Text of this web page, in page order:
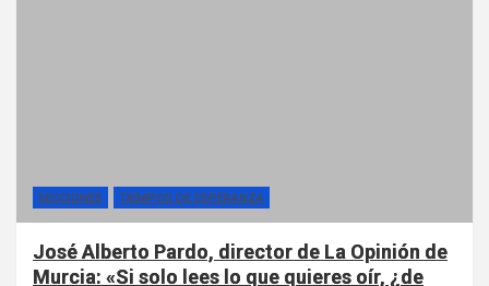
SECCIONES TIEMPOS DE ESPERANZA
José Alberto Pardo, director de La Opinión de
Murcia: «Si solo lees lo que quieres oír, ¿de